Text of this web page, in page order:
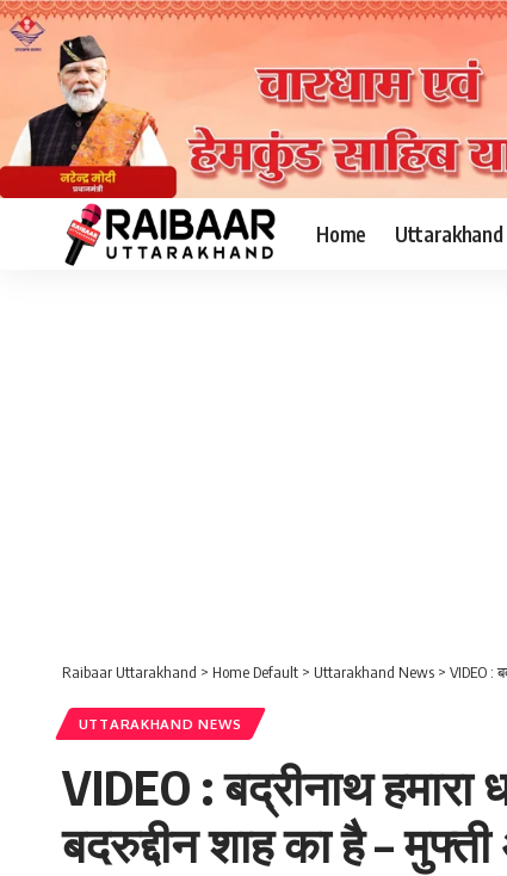
Home Uttarakhand
Raibaar Uttarakhand > Home Default > Uttarakhand News > VIDEO :
UTTARAKHAND NEWS
VIDEO : बद्रीनाथ हमारा
बदरुद्दीन शाह का है –